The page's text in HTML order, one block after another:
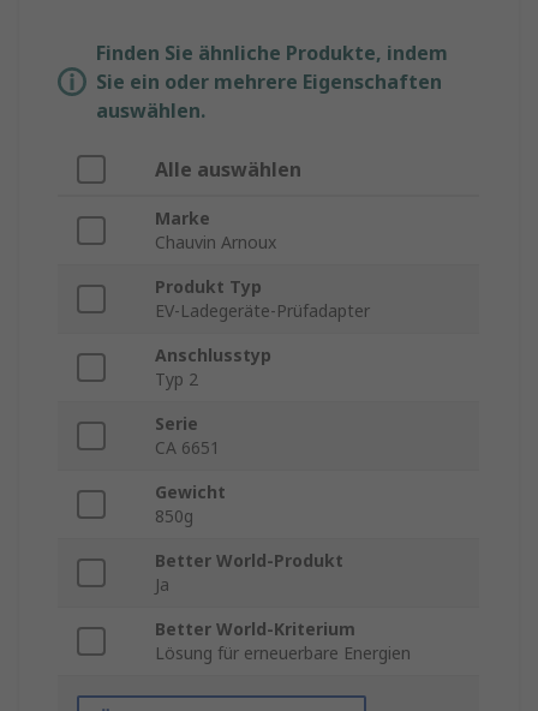
Finden Sie ähnliche Produkte, indem
Sie ein oder mehrere Eigenschaften
auswählen.
Alle auswählen
Marke
Chauvin Arnoux
Produkt Typ
EV-Ladegeräte-Prüfadapter
Anschlusstyp
Typ 2
Serie
CA 6651
Gewicht
850g
Better World-Produkt
Ja
Better World-Kriterium
Lösung für erneuerbare Energien